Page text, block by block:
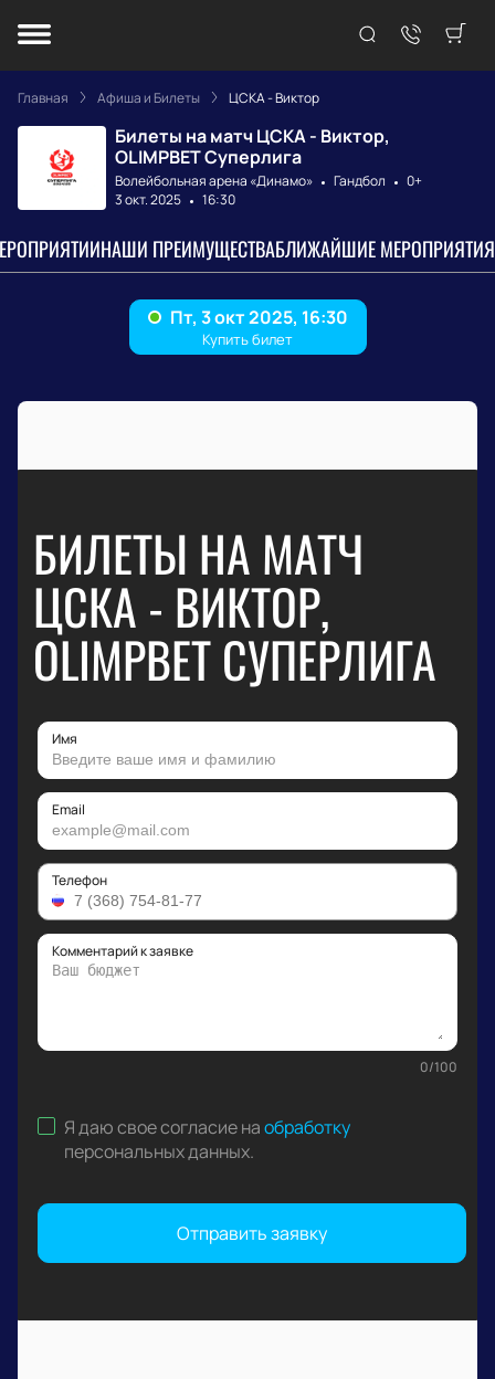
Главная Афиша и Билеты ЦСКА - Виктор
Билеты на матч ЦСКА - Виктор,
OLIMPBET Суперлига
Волейбольная арена «Динамо» Гандбол
0+
3 окт. 2025
16:30
НАШИ ПРЕИМУЩЕСТВАБЛИЖАЙШИЕ МЕРОПРИЯТИЯ
БИЛЕТЫ НА МАТЧ
ЦСКА - ВИКТОР,
OLIMPBET СУПЕРЛИГА
Имя
Email
Телефон
Комментарий к заявке
0/100
Я даю свое согласие наобработку
персональных данных.
Отправить заявку